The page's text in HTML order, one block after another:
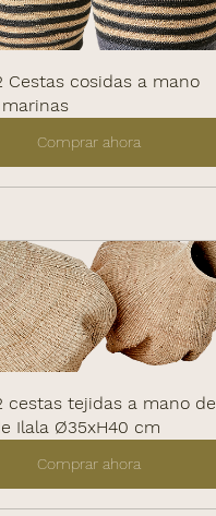
Cestas cosidas a mano
Comprar ahora
cestas tejidas a mano de
Ilala Ø35xH40 cm
Comprar ahora